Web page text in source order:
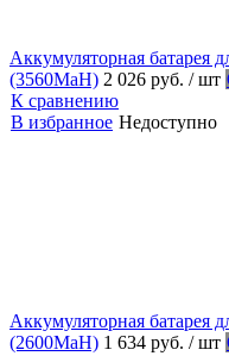
Аккумуляторная батарея
(3560MaH) 2 026 руб. / шт
К сравнению
В избранное Недоступно
Аккумуляторная батарея
(2600MaH) 1 634 руб. / шт